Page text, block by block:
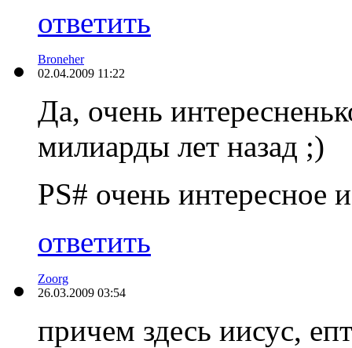
ответить
Broneher
02.04.2009 11:22
Да, очень
милиарды лет назад ;)
PS# очень интересное
ответить
Zoorg
26.03.2009 03:54
причем здесь иисус,